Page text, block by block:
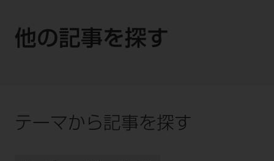
他の記事を探す
テーマから記事を探す